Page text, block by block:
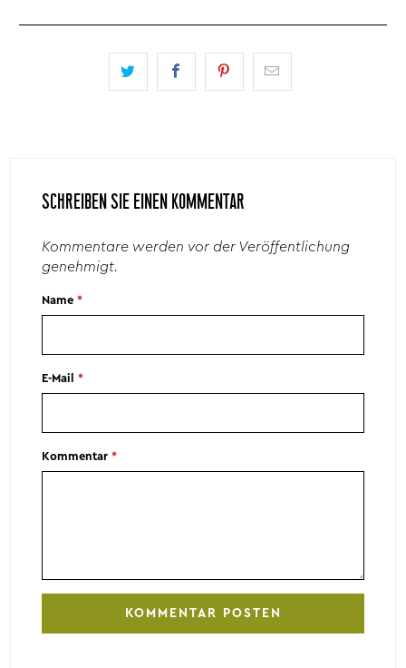
SCHREIBEN SIE EINEN KOMMENTAR
Kommentare werden vor der Veröffentlichung
genehmigt.
Name*
E-Mail*
Kommentar*